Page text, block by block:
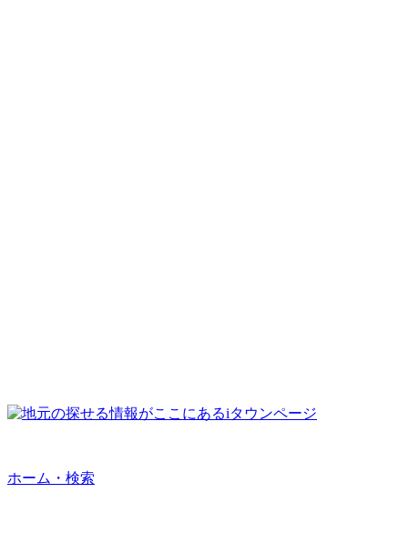
ホーム・検索